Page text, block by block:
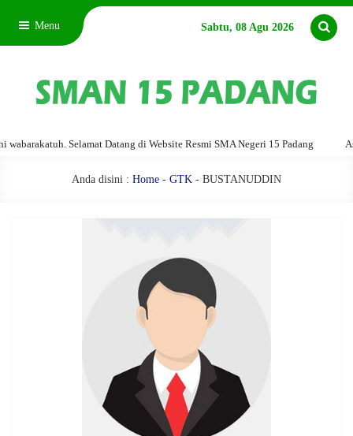
Menu Sabtu, 08 Agu 2026
Selamat Datang di Website Resmi SMA Negeri 15 Padang
Anda disini : Home - GTK - BUSTANUDDIN